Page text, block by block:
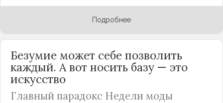
Подробнее
Безумие может себе позволить
каждый. А вот носить базу — это
искусство
Главный парадокс Недели моды